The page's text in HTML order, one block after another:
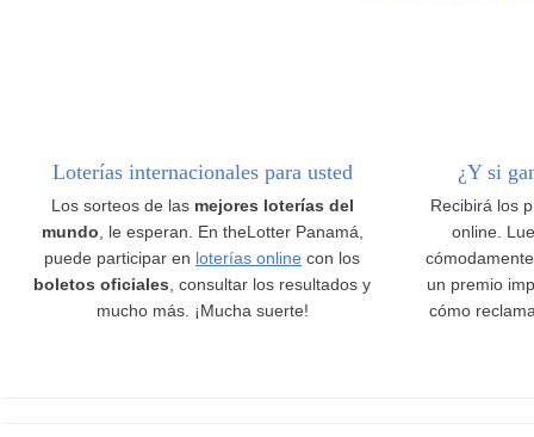
Loterías internacionales para usted
Los sorteos de las mejores loterías del
mundo , le esperan. En theLotter Panamá,
puede participar en loterías online con los
boletos oficiales , consultar los resultados y
mucho más. ¡Mucha suerte!
¿Y si
Recibirá los
online.
un premio
cómo